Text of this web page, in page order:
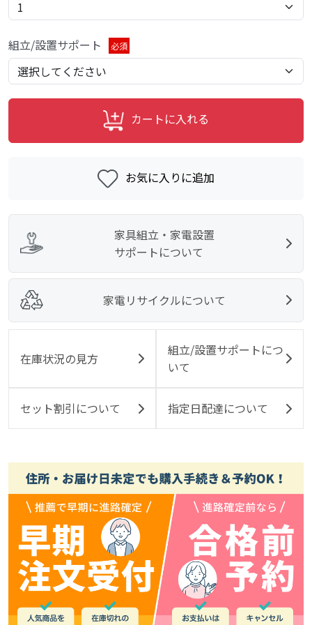
組立/設置サポート 必須
カートに入れる
お気に入りに追加
家具組立・家電設置
サポートについて
家電リサイクルについて
在庫状況の見方
組立/設置サポートにつ
いて
セット割引について 指定日配達について